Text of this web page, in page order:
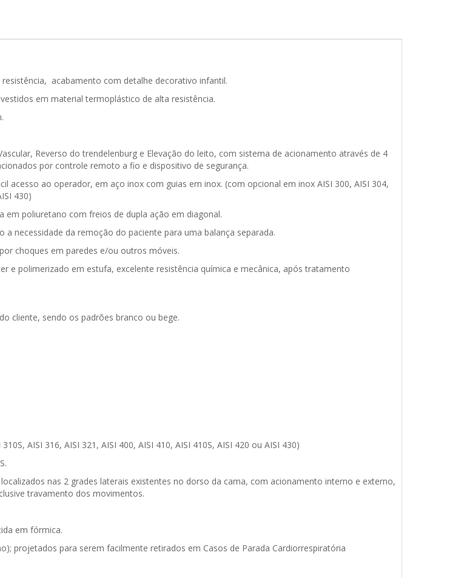
acabamento com detalhe decorativo infantil.
em material termoplástico de alta resistência.
Reverso do trendelenburg e Elevação do leito, com sistema de acionamento através de 4
por controle remoto a fio e dispositivo de segurança.
acesso ao operador, em aço inox com guias em inox. (com opcional em inox AISI 300, AISI 304,
430)
poliuretano com freios de dupla ação em diagonal.
necessidade da remoção do paciente para uma balança separada.
choques em paredes e/ou outros móveis.
e polimerizado em estufa, excelente resistência química e mecânica, após tratamento
cliente, sendo os padrões branco ou bege.
AISI 316, AISI 321, AISI 400, AISI 410, AISI 410S, AISI 420 ou AISI 430)
localizados nas 2 grades laterais existentes no dorso da cama, com acionamento interno e externo,
travamento dos movimentos.
em fórmica.
projetados para serem facilmente retirados em Casos de Parada Cardiorrespiratória